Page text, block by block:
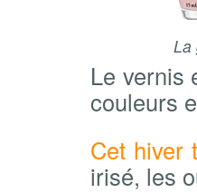
La
Le vernis
couleurs
Cet hiver
irisé, les